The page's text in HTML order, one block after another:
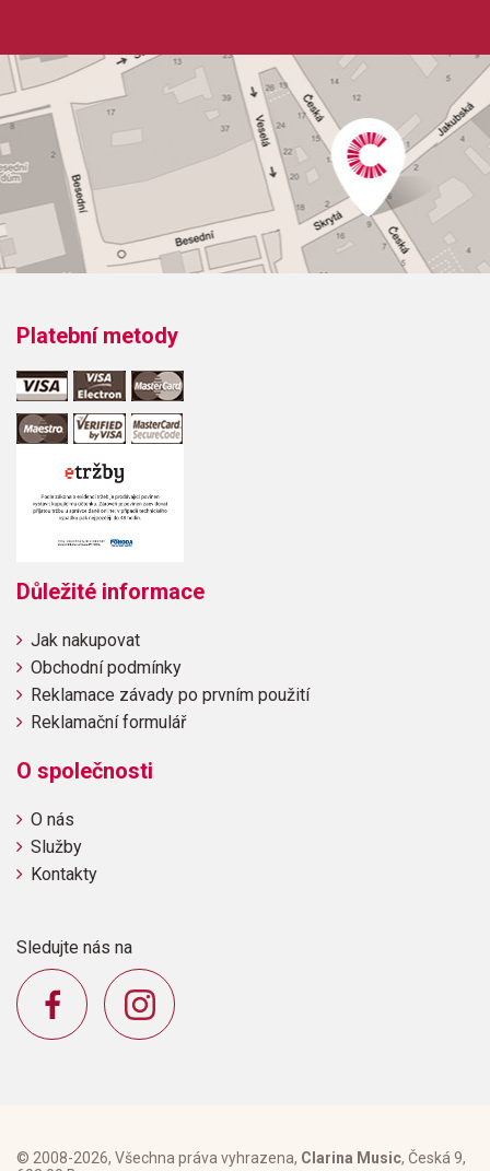
Výrobce: SCHOTT&Co. LTD
Obsahuje:
Tuxedo Junction (Miller)Sentimental Journey
(Brown)St.Louis Blues Marsch (Miller)String of
Pearls (Miller)In the Mood (Miller)Pennsylvania 6-
5000 (Miller)Little Brown Jug (Miller)American
Platební metody
Důležité informace
Jak nakupovat
Obchodní podmínky
Reklamace závady po prvním použití
Reklamační formulář
O společnosti
O nás
Služby
Kontakty
Sledujte nás na
© 2008-2026, Všechna práva vyhrazena, Clarina Music, Česká 9,